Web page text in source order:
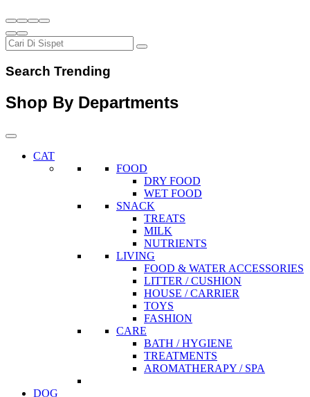
Search Trending
Shop By Departments
CAT
FOOD
DRY FOOD
WET FOOD
SNACK
TREATS
MILK
NUTRIENTS
LIVING
FOOD & WATER ACCESSORIES
LITTER / CUSHION
HOUSE / CARRIER
TOYS
FASHION
CARE
BATH / HYGIENE
TREATMENTS
AROMATHERAPY / SPA
DOG